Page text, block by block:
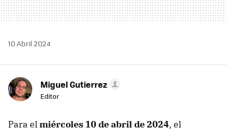
10 Abril 2024
Miguel Gutierrez
Editor
Para elmiércoles 10 de abril de 2024, el